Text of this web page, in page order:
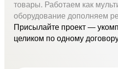
товары. Работаем как
оборудование дополняем
Присылайте проект —
целиком по одному